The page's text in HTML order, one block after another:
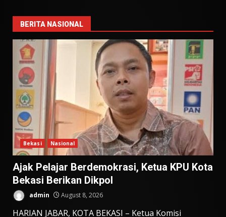
BERITA NASIONAL
Bekasi Nasional
Ajak Pelajar Berdemokrasi, Ketua KPU Kota
Bekasi Berikan Dikpol
admin August 8, 2026
HARIAN JABAR, KOTA BEKASI – Ketua Komisi